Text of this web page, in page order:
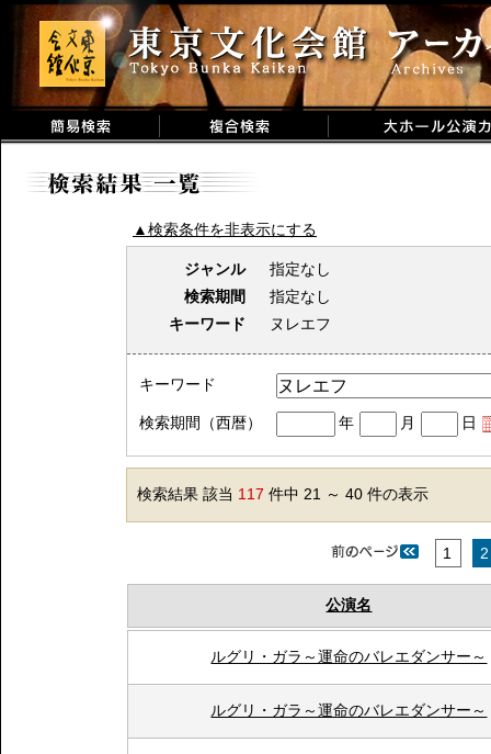
▲検索条件を非表示にする
ジャンル
指定なし
検索期間
指定なし
キーワード
ヌレエフ
キーワード
検索期間（西暦） 年 月 日
検索結果 該当 117 件中 21 ～ 40 件の表示
1 2
公演名
ルグリ・ガラ～運命のバレエダンサー～
ルグリ・ガラ～運命のバレエダンサー～